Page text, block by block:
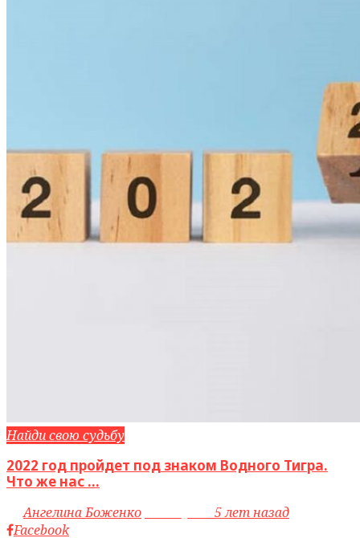
Найди свою судьбу
2022 год пройдет под знаком Водного Тигра.
Что же нас ...
byАнгелина Боженко
5 лет назад
Facebook